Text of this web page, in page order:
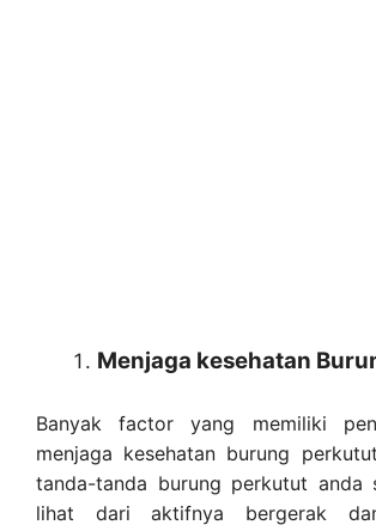
Menjaga kesehatan
Banyak factor yang memiliki
menjaga kesehatan burung
tanda-tanda burung perkutut anda
lihat dari aktifnya bergerak